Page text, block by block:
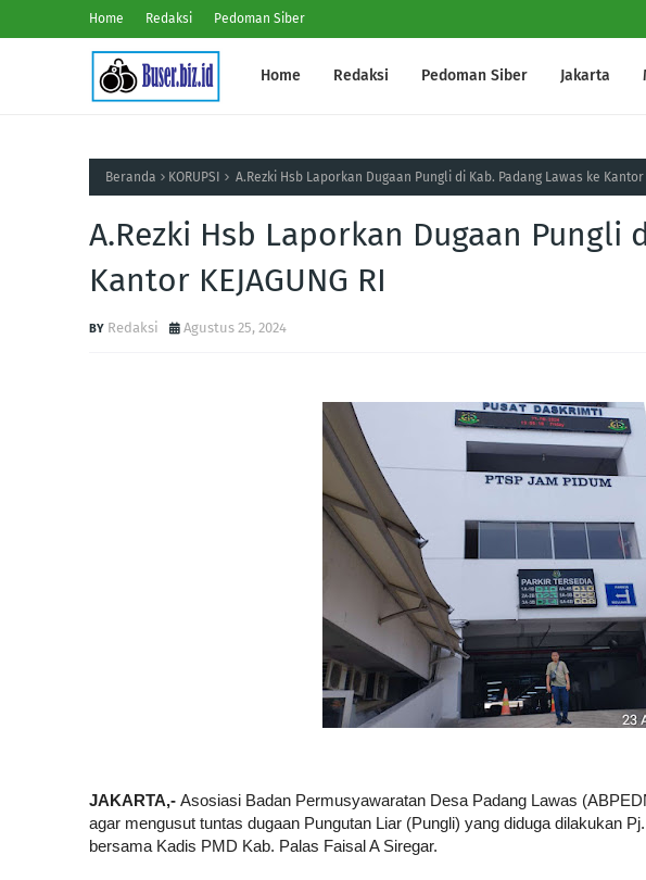
Home Redaksi Pedoman Siber
Home Redaksi Pedoman Siber Jakarta
Beranda KORUPSI A.Rezki Hsb Laporkan Dugaan Pungli di Kab. Padang Lawas ke Kantor
A.Rezki Hsb Laporkan Dugaan Pungli
Kantor KEJAGUNG RI
Redaksi Agustus 25, 2024
JAKARTA,- Asosiasi Badan Permusyawaratan Desa Padang Lawas
agar mengusut tuntas dugaan Pungutan Liar (Pungli) yang diduga dilakukan
bersama Kadis PMD Kab. Palas Faisal A Siregar.